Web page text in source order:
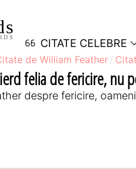
CITATE CELEBRE
de William Feather
felia de fericire, nu
despre fericire, oameni